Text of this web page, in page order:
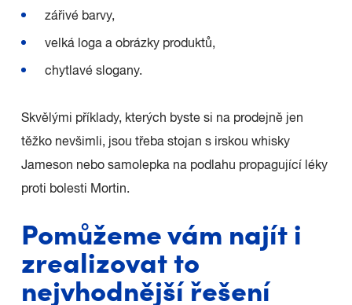
zářivé barvy,
velká loga a obrázky produktů,
chytlavé slogany.
Skvělými příklady, kterých byste si na prodejně jen
těžko nevšimli, jsou třeba stojan s irskou whisky
Jameson nebo samolepka na podlahu propagující léky
proti bolesti Mortin.
Pomůžeme vám najít i
zrealizovat to
nejvhodnější řešení